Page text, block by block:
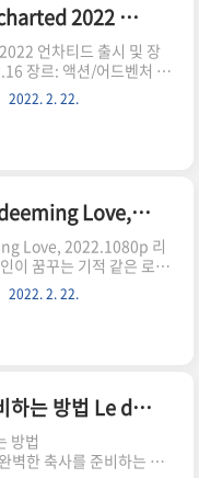
issues, the torrent
where it looks like
렌트를 통해 설치 후 압
어 주세요. 숨김링크 클릭
경우, 저작권 문제로 인한
[고화질/다시보기] 언차티드 Uncharted 2022 한글자막 torrent
언차티드 출시 및 장
장르: 액션/어드벤처 국
상 누구보다 빨리 찾을
살고 있는 나단(톰 홀랜
밖의 제안을 받는다. 그
사라진 형과 500년 전 잃
도달하기로 결정을 내
티드-피터-파커 ※ 드라마
언차티드1080p.torrent
인하여 토렌트 마그넷 파
에 숨겨놓았습니다. 해
설치 후 압축해제 및 경..
2022. 2. 22.
[다시보기/영화] 리디밍 러브 Redeeming Love, 2022.1080p.한글자막.torrent
Love, 2022.1080p 리
이 꿈꾸는 기적 같은 로맨
단과 관객들을 완벽하게
을 일으키고 있어 3월 국
높이고 있습니다. 는 희
'가 한 남자를 만나 무조
편 ※ 드라마 다시보기
브1080p.torrent ※ 저작
렌트 마그넷 파일을 유
니다. ※ Due to
2022. 2. 22.
[영화/토렌트] 완벽한 축사를 준비하는 방법 Le discours , THE SPEECH 1080p 초고화질 torrent
방법
한 축사를 준비하는 방